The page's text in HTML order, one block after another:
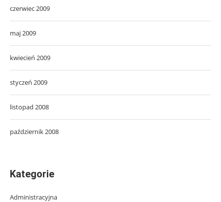
czerwiec 2009
maj 2009
kwiecień 2009
styczeń 2009
listopad 2008
październik 2008
Kategorie
Administracyjna